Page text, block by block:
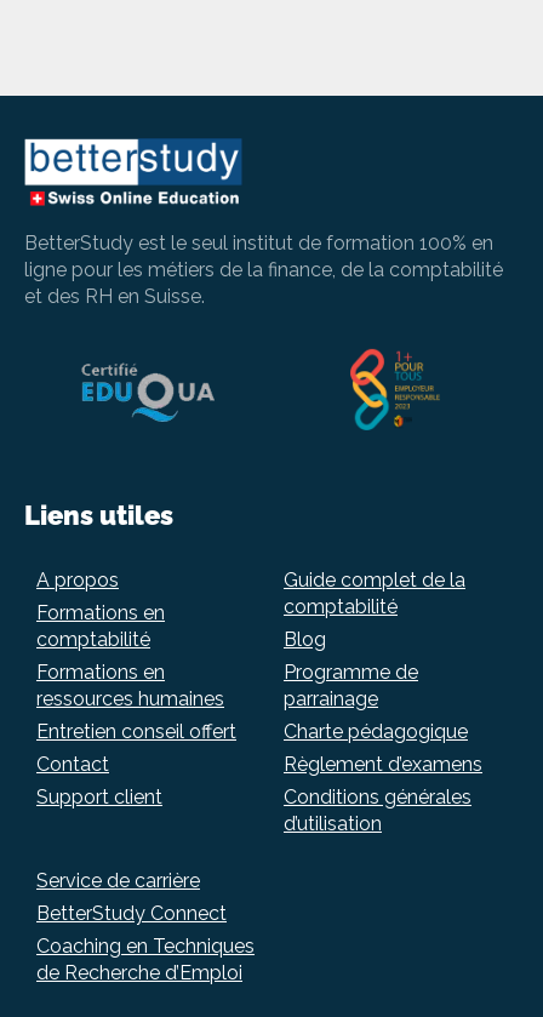
BetterStudy est le seul institut de formation 100% en
ligne pour les métiers de la finance, de la comptabilité
et des RH en Suisse.
Liens utiles
A propos
Formations en
comptabilité
Formations en
ressources humaines
Entretien conseil offert
Contact
Support client
Guide complet de la
comptabilité
Blog
Programme de
parrainage
Charte pédagogique
Règlement d’examens
Conditions générales
d’utilisation
Service de carrière
BetterStudy Connect
Coaching en Techniques
de Recherche d’Emploi